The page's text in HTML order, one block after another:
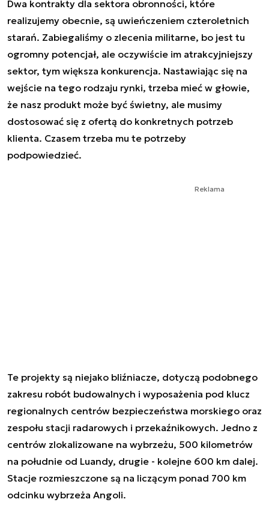
Dwa kontrakty dla sektora obronności, które
realizujemy obecnie, są uwieńczeniem czteroletnich
starań. Zabiegaliśmy o zlecenia militarne, bo jest tu
ogromny potencjał, ale oczywiście im atrakcyjniejszy
sektor, tym większa konkurencja. Nastawiając się na
wejście na tego rodzaju rynki, trzeba mieć w głowie,
że nasz produkt może być świetny, ale musimy
dostosować się z ofertą do konkretnych potrzeb
klienta. Czasem trzeba mu te potrzeby
podpowiedzieć.
Reklama
Te projekty są niejako bliźniacze, dotyczą podobnego
zakresu robót budowalnych i wyposażenia pod klucz
regionalnych centrów bezpieczeństwa morskiego oraz
zespołu stacji radarowych i przekaźnikowych. Jedno z
centrów zlokalizowane na wybrzeżu, 500 kilometrów
na południe od Luandy, drugie - kolejne 600 km dalej.
Stacje rozmieszczone są na liczącym ponad 700 km
odcinku wybrzeża Angoli.